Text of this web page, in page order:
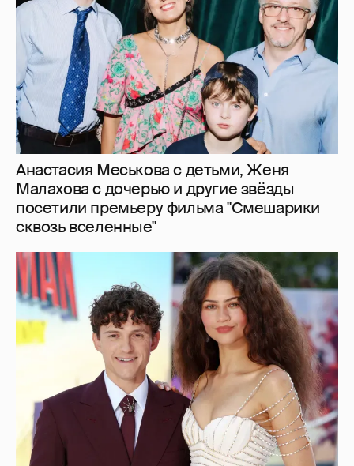
Анастасия Меськова с детьми, Женя
Малахова с дочерью и другие звёзды
посетили премьеру фильма "Смешарики
сквозь вселенные"